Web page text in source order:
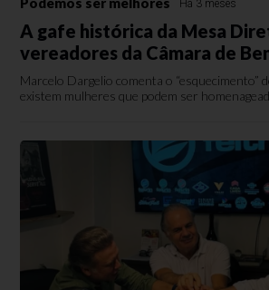
Há 3 meses
A gafe histórica da Mesa
vereadores da Câmara de
Marcelo Dargelio comenta o “esquecimento”
existem mulheres que podem ser